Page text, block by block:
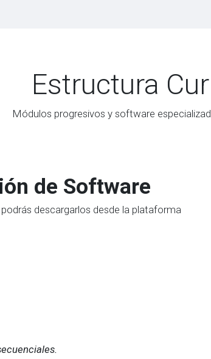
Estructura
Módulos progresivos y software
de Software
descargarlos desde la plataforma